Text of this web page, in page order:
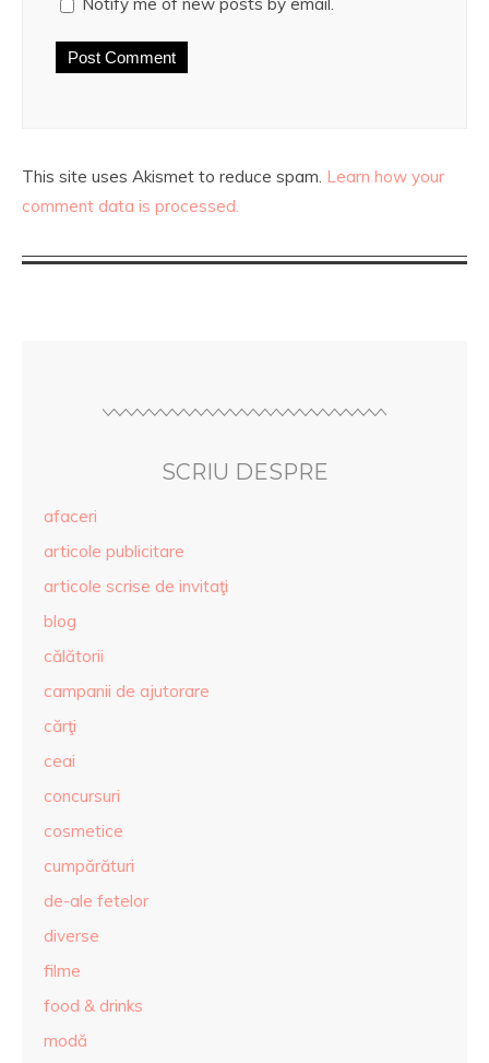
This site uses Akismet to reduce spam. Learn how your
comment data is processed.
SCRIU DESPRE
afaceri
articole publicitare
articole scrise de invitaţi
blog
călătorii
campanii de ajutorare
cărţi
ceai
concursuri
cosmetice
cumpărături
de-ale fetelor
diverse
filme
food & drinks
modă